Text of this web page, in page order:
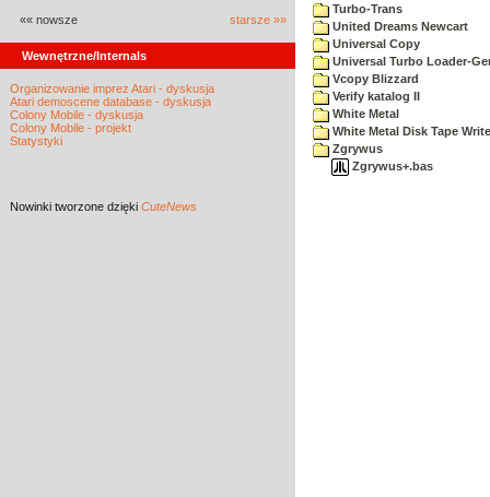
«« nowsze starsze »»
Wewnętrzne/Internals
Organizowanie imprez Atari - dyskusja
Atari demoscene database - dyskusja
Colony Mobile - dyskusja
Colony Mobile - projekt
Statystyki
Nowinki tworzone dzięki CuteNews
Turbo-Trans
United Dreams Newcart
Universal Copy
Universal Turbo Loader-
Vcopy Blizzard
Verify katalog II
White Metal
White Metal Disk Tape
Zgrywus
Zgrywus+.bas